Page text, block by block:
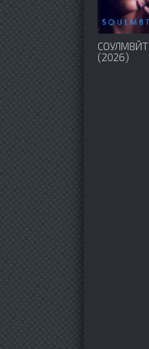
СОУЛМ8ЙТ
(2026)